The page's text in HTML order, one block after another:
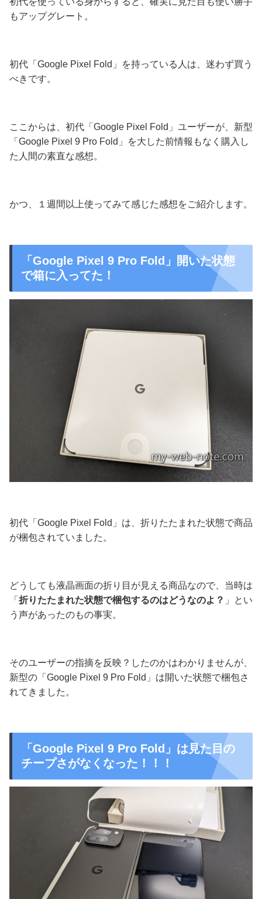
もアップグレート。
初代「Google Pixel Fold」を持っている人は、迷わず買う
べきです。
ここからは、初代「Google Pixel Fold」ユーザーが、新型
「Google Pixel 9 Pro Fold」を大した前情報もなく購入し
た人間の素直な感想。
かつ、１週間以上使ってみて感じた感想をご紹介します。
「Google Pixel 9 Pro Fold」開いた状態
で箱に入ってた！
初代「Google Pixel Fold」は、折りたたまれた状態で商品
が梱包されていました。
どうしても液晶画面の折り目が見える商品なので、当時は
「 折りたたまれた状態で梱包するのはどうなのよ？ 」とい
う声があったのもの事実。
そのユーザーの指摘を反映？したのかはわかりませんが、
新型の「Google Pixel 9 Pro Fold」は開いた状態で梱包さ
れてきました。
「Google Pixel 9 Pro Fold」は見た目の
チープさがなくなった！！！